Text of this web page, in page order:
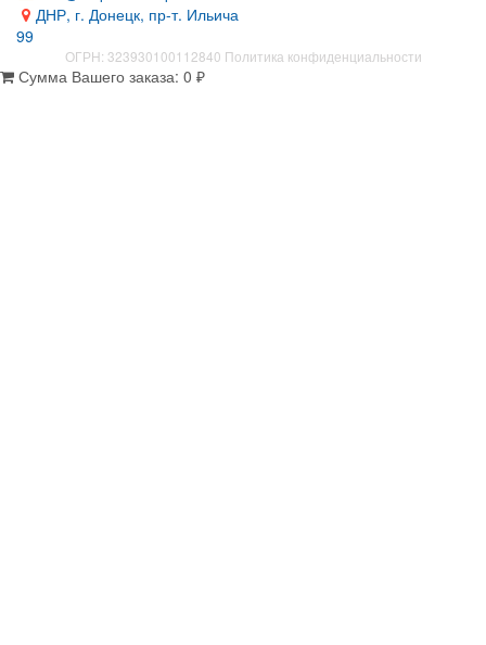
ДНР, г. Донецк, пр-т. Ильича
99
ОГРН: 323930100112840 Политика конфиденциальности
Сумма Вашего заказа: 0 ₽